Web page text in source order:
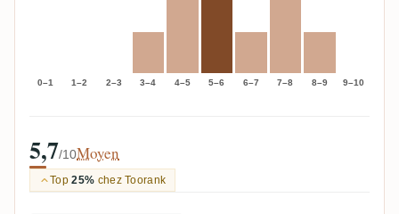
0–1 1–2 2–3 3–4 4–5 5–6 6–7 7–8 8–9 9–10
5,7/10Moyen
Top25% chez Toorank